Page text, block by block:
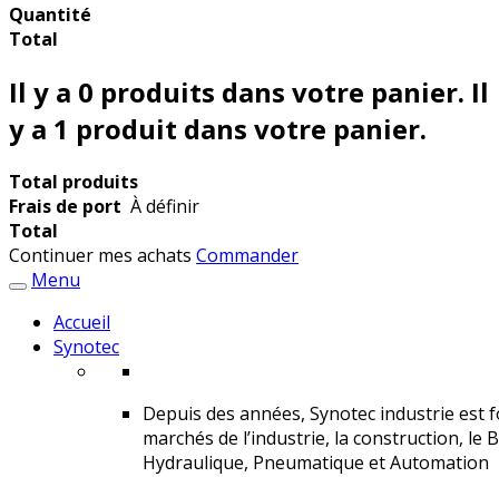
Quantité
Total
Il y a 0 produits dans votre panier. Il
y a 1 produit dans votre panier.
Total produits
Frais de port À définir
Total
Continuer mes achats Commander
Menu
Accueil
Synotec
Depuis des années, Synotec industrie
marchés de l’industrie, la construction, le
Hydraulique, Pneumatique et Automation